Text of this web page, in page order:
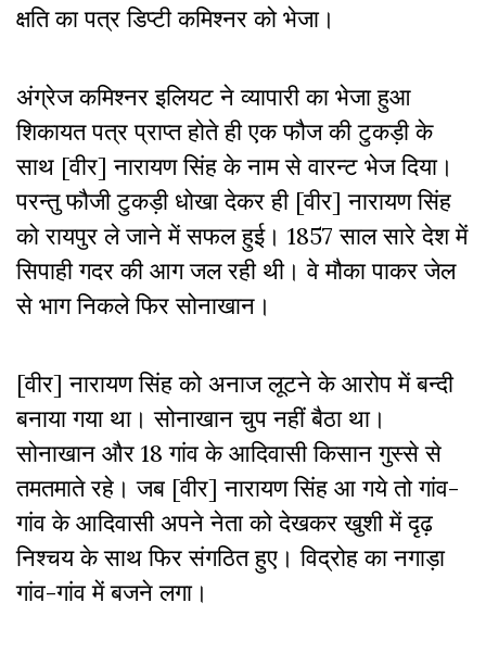
क्षति का पत्र डिप्टी कमिश्नर को भेजा।
अंग्रेज कमिश्नर इलियट ने व्यापारी का भेजा हुआ
शिकायत पत्र प्राप्त होते ही एक फौज की टुकड़ी के
साथ [वीर] नारायण सिंह के नाम से वारन्ट भेज दिया।
परन्तु फौजी टुकड़ी धोखा देकर ही [वीर] नारायण सिंह
को रायपुर ले जाने में सफल हुई। 1857 साल सारे देश में
सिपाही गदर की आग जल रही थी। वे मौका पाकर जेल
से भाग निकले फिर सोनाखान।
[वीर] नारायण सिंह को अनाज लूटने के आरोप में बन्दी
बनाया गया था। सोनाखान चुप नहीं बैठा था।
सोनाखान और 18 गांव के आदिवासी किसान गुस्से से
तमतमाते रहे। जब [वीर] नारायण सिंह आ गये तो गांव-
गांव के आदिवासी अपने नेता को देखकर खुशी में दृढ़
निश्चय के साथ फिर संगठित हुए। विद्रोह का नगाड़ा
गांव-गांव में बजने लगा।